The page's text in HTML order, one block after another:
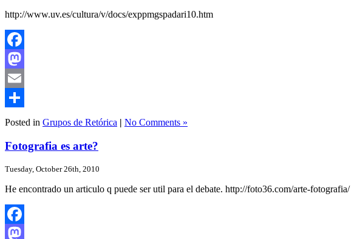
http://www.uv.es/cultura/v/docs/exppmgspadari10.htm
Facebook
Mastodon
Email
Share
Posted in Grupos de Retórica | No Comments »
Fotografia es arte?
Tuesday, October 26th, 2010
He encontrado un articulo q puede ser util para el debate. http://foto36.com/arte-fotografia/
Facebook